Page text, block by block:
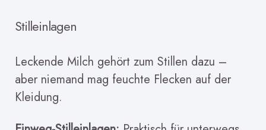
Stilleinlagen
Leckende Milch gehört zum Stillen dazu –
aber niemand mag feuchte Flecken auf der
Kleidung.